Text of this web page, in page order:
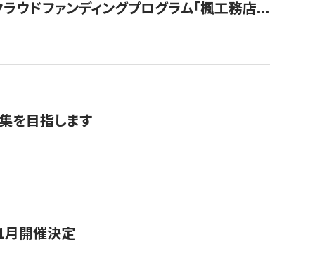
ドファンディングプログラム「楓工務店...
を目指します
月開催決定